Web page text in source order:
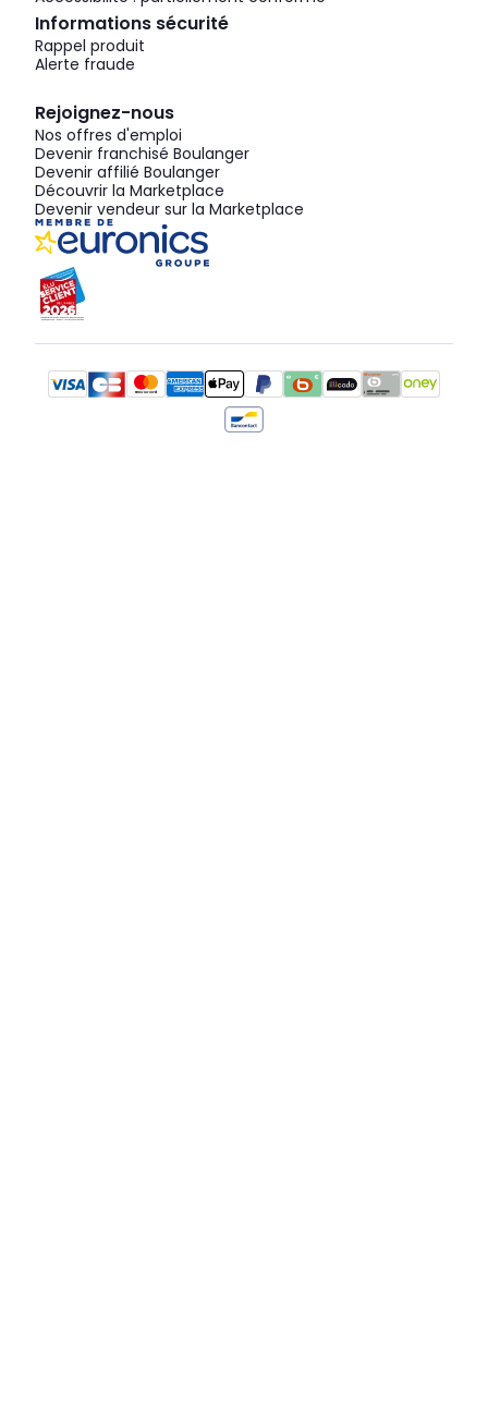
Informations sécurité
Rappel produit
Alerte fraude
Rejoignez-nous
Nos offres d'emploi
Devenir franchisé Boulanger
Devenir affilié Boulanger
Découvrir la Marketplace
Devenir vendeur sur la Marketplace